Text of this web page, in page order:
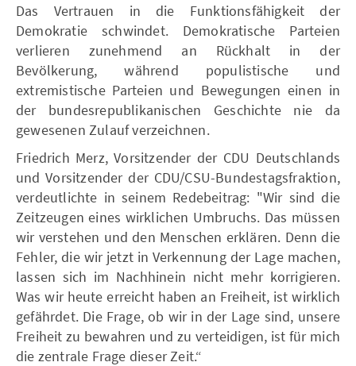
Das Vertrauen in die Funktionsfähigkeit der
Demokratie schwindet. Demokratische Parteien
verlieren zunehmend an Rückhalt in der
Bevölkerung, während populistische und
extremistische Parteien und Bewegungen einen in
der bundesrepublikanischen Geschichte nie da
gewesenen Zulauf verzeichnen.
Friedrich Merz, Vorsitzender der CDU Deutschlands
und Vorsitzender der CDU/CSU-Bundestagsfraktion,
verdeutlichte in seinem Redebeitrag: "Wir sind die
Zeitzeugen eines wirklichen Umbruchs. Das müssen
wir verstehen und den Menschen erklären. Denn die
Fehler, die wir jetzt in Verkennung der Lage machen,
lassen sich im Nachhinein nicht mehr korrigieren.
Was wir heute erreicht haben an Freiheit, ist wirklich
gefährdet. Die Frage, ob wir in der Lage sind, unsere
Freiheit zu bewahren und zu verteidigen, ist für mich
die zentrale Frage dieser Zeit.“